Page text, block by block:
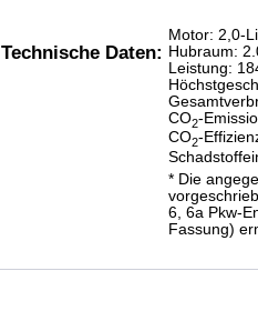
Technische Daten:
Motor: 2,0-
Hubraum:
Leistung:
CO2-
CO2-
* Die
6, 6a Pkw-
Fassung)